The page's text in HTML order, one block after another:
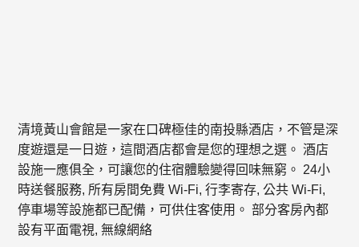
清境黃山會館是一家在口碑極佳的南投縣酒店，不管是深
度遊還是一日遊，這間酒店都會是您的理想之選。 酒店
設施一應俱全，可讓您的住宿體驗變得回味無窮。 24小
時送餐服務, 所有房間免費 Wi-Fi, 行李寄存, 公共 Wi-Fi,
停車場等設施都已配備，可供住客使用。 部分客房內都
設有平面電視, 無線網絡